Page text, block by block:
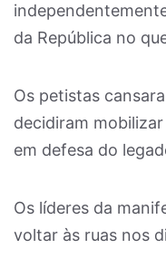
da República no
Os petistas
decidiram
em defesa do
Os líderes da
voltar às ruas nos